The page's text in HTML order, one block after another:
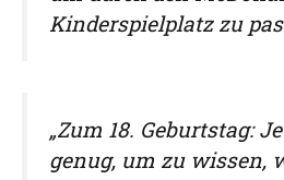
Kinderspielplatz zu
„Zum 18. Geburtstag:
genug, um zu wissen,